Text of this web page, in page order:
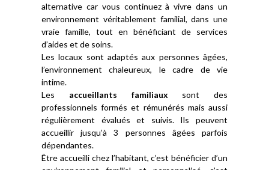
alternative car vous continuez à vivre dans un
environnement véritablement familial, dans une
vraie famille, tout en bénéficiant de services
d’aides et de soins.
Les locaux sont adaptés aux personnes âgées,
l’environnement chaleureux, le cadre de vie
intime.
Les accueillants familiaux sont des
professionnels formés et rémunérés mais aussi
régulièrement évalués et suivis. Ils peuvent
accueillir jusqu’à 3 personnes âgées parfois
dépendantes.
Être accueilli chez l’habitant, c’est bénéficier d’un